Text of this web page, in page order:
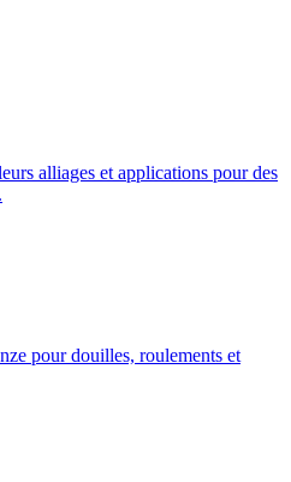
alliages et applications pour des
pour douilles, roulements et